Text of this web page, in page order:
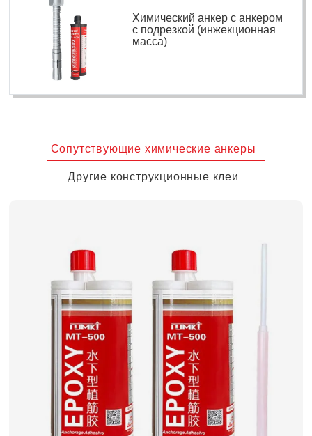
Химический анкер с анкером
с подрезкой (инжекционная
масса)
Сопутствующие химические анкеры
Другие конструкционные клеи